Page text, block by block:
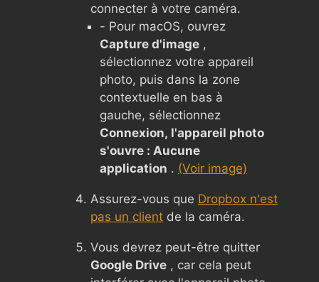
connecter à votre caméra.
- Pour macOS, ouvrez
Capture d'image ,
sélectionnez votre appareil
photo, puis dans la zone
contextuelle en bas à
gauche, sélectionnez
Connexion, l'appareil photo
s'ouvre : Aucune
application . (Voir image)
Assurez-vous que Dropbox n'est
pas un client de la caméra.
Vous devrez peut-être quitter
Google Drive , car cela peut